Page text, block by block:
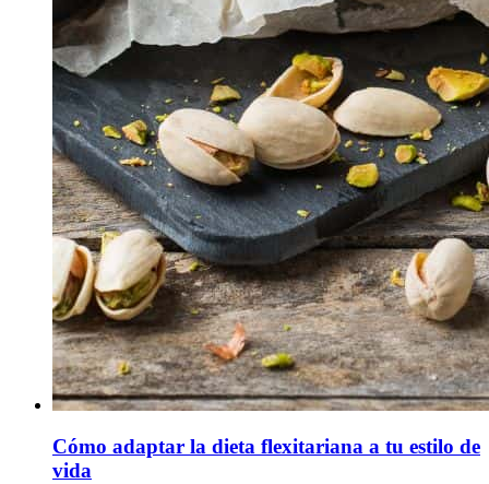
Cómo adaptar la dieta flexitariana a tu estilo de
vida